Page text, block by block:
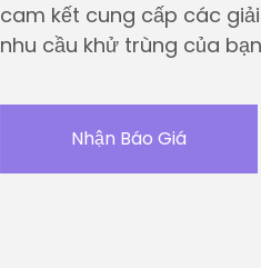
cam kết cung cấp các
nhu cầu khử trùng của
Nhận Báo Giá